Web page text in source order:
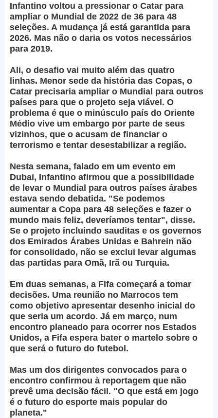
Infantino voltou a pressionar o Catar para
ampliar o Mundial de 2022 de 36 para 48
seleções. A mudança já está garantida para
2026. Mas não o daria os votos necessários
para 2019.
Ali, o desafio vai muito além das quatro
linhas. Menor sede da história das Copas, o
Catar precisaria ampliar o Mundial para outros
países para que o projeto seja viável. O
problema é que o minúsculo país do Oriente
Médio vive um embargo por parte de seus
vizinhos, que o acusam de financiar o
terrorismo e tentar desestabilizar a região.
Nesta semana, falado em um evento em
Dubai, Infantino afirmou que a possibilidade
de levar o Mundial para outros países árabes
estava sendo debatida. "Se podemos
aumentar a Copa para 48 seleções e fazer o
mundo mais feliz, deveríamos tentar", disse.
Se o projeto incluindo sauditas e os governos
dos Emirados Árabes Unidas e Bahrein não
for consolidado, não se exclui levar algumas
das partidas para Omã, Irã ou Turquia.
Em duas semanas, a Fifa começará a tomar
decisões. Uma reunião no Marrocos tem
como objetivo apresentar desenho inicial do
que seria um acordo. Já em março, num
encontro planeado para ocorrer nos Estados
Unidos, a Fifa espera bater o martelo sobre o
que será o futuro do futebol.
Mas um dos dirigentes convocados para o
encontro confirmou à reportagem que não
prevê uma decisão fácil. "O que está em jogo
é o futuro do esporte mais popular do
planeta."